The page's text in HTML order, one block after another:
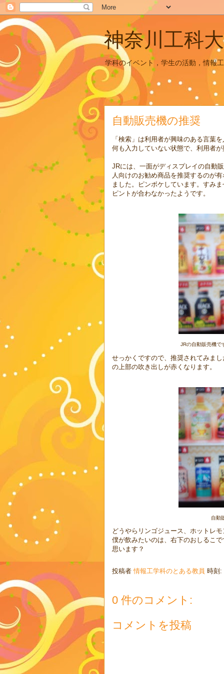
神奈川工科
学科のイベント，学生の活動，情報
自動販売機の推奨
「検索」は利用者が興味のある言葉
何も入力していない状態で、利用者
JRには、一面がディスプレイの自動
人向けのお勧め商品を推奨するのが
ました。ピンボケしています。すみ
ピントが合わなかったようです。
JRの自動販売機で
せっかくですので、推奨されてみま
の上部の吹き出しが赤くなります。
自動
どうやらリンゴジュース、ホットレ
僕が飲みたいのは、右下のおしるこ
思います？
投稿者情報工学科のとある教員 時刻:
0 件のコメント:
コメントを投稿